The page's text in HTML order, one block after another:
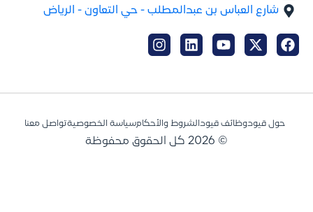
شارع العباس بن عبدالمطلب - حي التعاون - الرياض
حول قيودوظائف قيود الشروط والأحكامسياسة الخصوصيةتواصل معنا
© 2026 كل الحقوق محفوظة